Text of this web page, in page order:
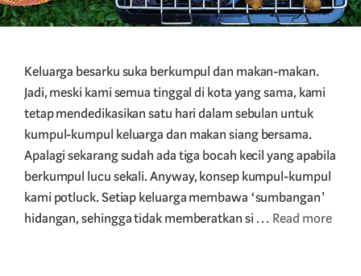
Keluarga besarku suka berkumpul dan makan-makan.
Jadi, meski kami semua tinggal di kota yang sama, kami
tetap mendedikasikan satu hari dalam sebulan untuk
kumpul-kumpul keluarga dan makan siang bersama.
Apalagi sekarang sudah ada tiga bocah kecil yang apabila
berkumpul lucu sekali. Anyway, konsep kumpul-kumpul
kami potluck. Setiap keluarga membawa ‘sumbangan’
hidangan, sehingga tidak memberatkan si … Read more